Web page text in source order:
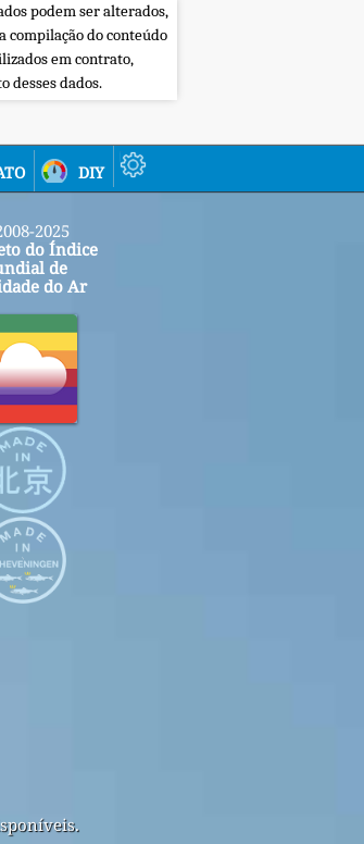
podem ser alterados,
compilação do conteúdo
em contrato,
desses dados.
diy
2025
do Índice
de
do Ar